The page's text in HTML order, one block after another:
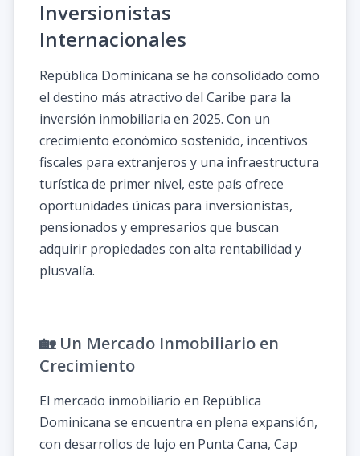
Inversionistas
Internacionales
República Dominicana se ha consolidado como
el destino más atractivo del Caribe para la
inversión inmobiliaria en 2025. Con un
crecimiento económico sostenido, incentivos
fiscales para extranjeros y una infraestructura
turística de primer nivel, este país ofrece
oportunidades únicas para inversionistas,
pensionados y empresarios que buscan
adquirir propiedades con alta rentabilidad y
plusvalía.
🏡 Un Mercado Inmobiliario en
Crecimiento
El mercado inmobiliario en República
Dominicana se encuentra en plena expansión,
con desarrollos de lujo en Punta Cana, Cap